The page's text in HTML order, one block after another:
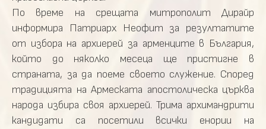
По време на срещата митрополит Дирайр
информира Патриарх Неофит за резултатите
от избора на архиерей за арменците в България,
който до няколко месеца ще пристигне в
страната, за да поеме своето служение. Според
традицията на Армеската апостолическа църква
народа избира своя архиерей. Трима архимандрити
кандидати са посетили всички енории на